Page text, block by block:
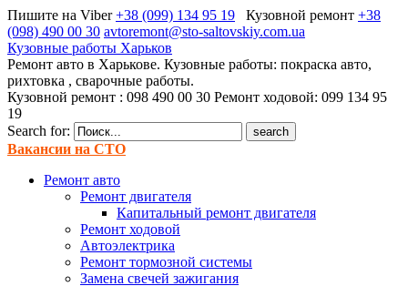
Пишите на Viber+38 (099) 134 95 19 Кузовной ремонт +38
(098) 490 00 30 avtoremont@sto-saltovskiy.com.ua
Кузовные работы Харьков
Ремонт авто в Харькове. Кузовные работы: покраска авто,
рихтовка , сварочные работы.
Кузовной ремонт : 098 490 00 30 Ремонт ходовой: 099 134 95
19
Search for:
Вакансии на СТО
Ремонт авто
Ремонт двигателя
Капитальный ремонт двигателя
Ремонт ходовой
Автоэлектрика
Ремонт тормозной системы
Замена свечей зажигания